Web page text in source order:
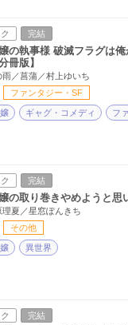
完結
の執事様 破滅フラグは
冊版】
雨／菖蒲／村上ゆいち
ファンタジー・SF
ギャグ・コメディ フ
完結
の取り巻きやめようと思
理夏／星窓ぽんきち
その他
異世界
完結